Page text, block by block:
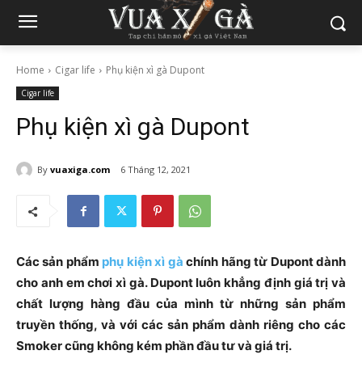
Home Cigar life Phụ kiện xì gà Dupont
Cigar life
Phụ kiện xì gà Dupont
By vuaxiga.com 6 Tháng 12, 2021
Các sản phẩm phụ kiện xì gà chính hãng từ Dupont dành
cho anh em chơi xì gà. Dupont luôn khẳng định giá trị và
chất lượng hàng đầu của mình từ những sản phẩm
truyền thống, và với các sản phẩm dành riêng cho các
Smoker cũng không kém phần đầu tư và giá trị.